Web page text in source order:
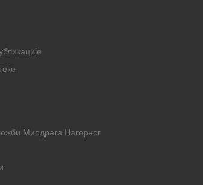
Миодрага Нагорног